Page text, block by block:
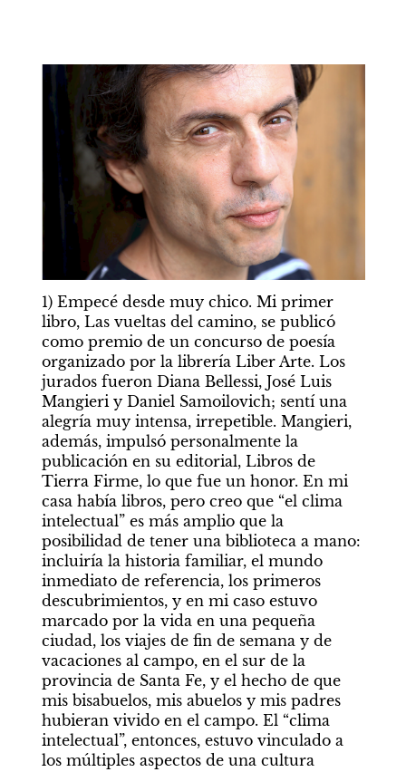
1) Empecé desde muy chico. Mi primer
libro, Las vueltas del camino, se publicó
como premio de un concurso de poesía
organizado por la librería Liber Arte. Los
jurados fueron Diana Bellessi, José Luis
Mangieri y Daniel Samoilovich; sentí una
alegría muy intensa, irrepetible. Mangieri,
además, impulsó personalmente la
publicación en su editorial, Libros de
Tierra Firme, lo que fue un honor. En mi
casa había libros, pero creo que “el clima
intelectual” es más amplio que la
posibilidad de tener una biblioteca a mano:
incluiría la historia familiar, el mundo
inmediato de referencia, los primeros
descubrimientos, y en mi caso estuvo
marcado por la vida en una pequeña
ciudad, los viajes de fin de semana y de
vacaciones al campo, en el sur de la
provincia de Santa Fe, y el hecho de que
mis bisabuelos, mis abuelos y mis padres
hubieran vivido en el campo. El “clima
intelectual”, entonces, estuvo vinculado a
los múltiples aspectos de una cultura